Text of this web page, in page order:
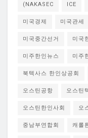
(NAKASEC ICE
미국경제 미국관세
미국중간선거 미국
미주한인뉴스 미주
북텍사스 한인상공회
오스틴공항 오스틴
오스틴한인사회 오
중남부연합회 캐롤